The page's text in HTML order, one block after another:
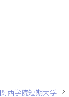
関西学院短期大学